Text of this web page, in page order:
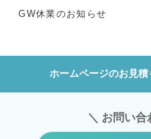
GW休業のお知らせ
ホームページのお見積
＼ お問い合